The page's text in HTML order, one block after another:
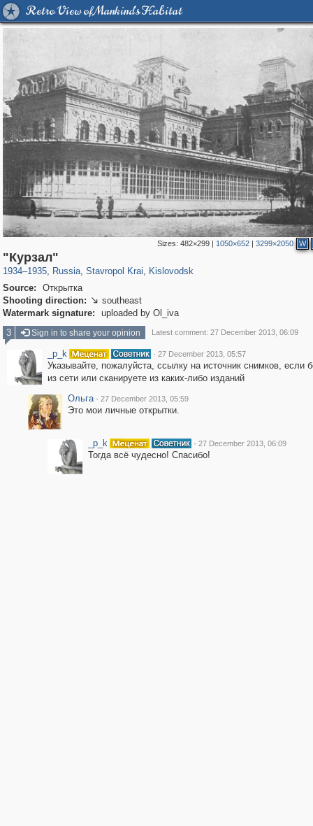
Retro View of Mankind's Habitat
Sizes:482×299 | 1050×652 |3299×2050 W
"Курзал"
1934–1935, Russia, Stavropol Krai, Kislovodsk
Source:
Открытка
Shooting direction:  southeast
Watermark signature:
uploaded by Ol_iva
3
Sign in to share your opinion Latest comment: 27 December 2013, 06:09
_p_k · 27 December 2013, 05:57
Указывайте, пожалуйста, ссылку на источник снимков, если
из сети или сканируете из каких-либо изданий
Ольга · 27 December 2013, 05:59
Это мои личные открытки.
_p_k · 27 December 2013, 06:09
Тогда всё чудесно! Спасибо!